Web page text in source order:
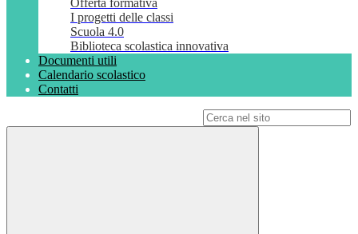
Offerta formativa
I progetti delle classi
Scuola 4.0
Biblioteca scolastica innovativa
Documenti utili
Calendario scolastico
Contatti